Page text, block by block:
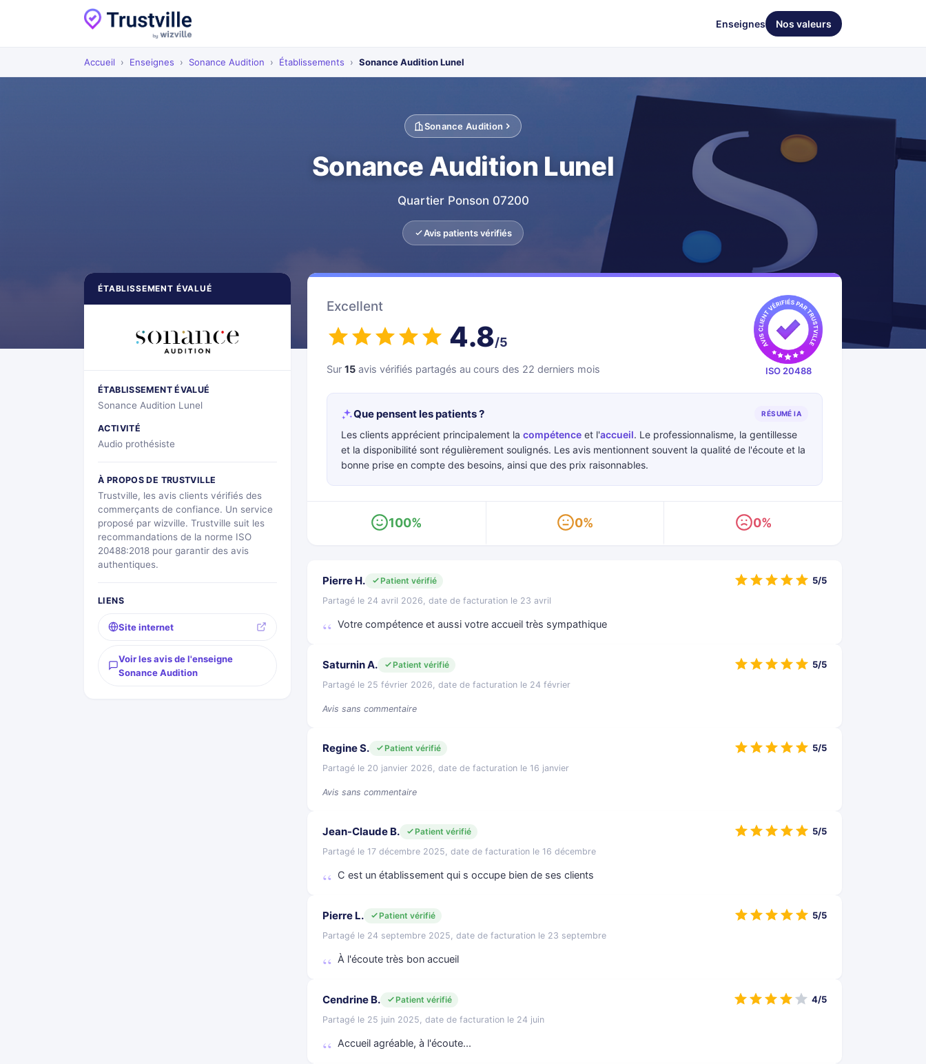
Enseignes Nos valeurs
Accueil › Enseignes › Sonance Audition › Établissements › Sonance Audition Lunel
Sonance Audition
Sonance Audition Lunel
Quartier Ponson 07200
Avis patients vérifiés
ÉTABLISSEMENT ÉVALUÉ
ÉTABLISSEMENT ÉVALUÉ
Sonance Audition Lunel
ACTIVITÉ
Audio prothésiste
À PROPOS DE TRUSTVILLE
Trustville, les avis clients vérifiés des
commerçants de confiance. Un service
proposé par wizville. Trustville suit les
recommandations de la norme ISO
20488:2018 pour garantir des avis
authentiques.
LIENS
Site internet
Voir les avis de l'enseigne
Sonance Audition
Excellent
4.8/5
Sur 15 avis vérifiés partagés au cours des 22 derniers mois ISO 20488
Que pensent les patients ? RÉSUMÉ IA
Les clients apprécient principalement la compétence et l'accueil. Le professionnalisme, la gentillesse
et la disponibilité sont régulièrement soulignés. Les avis mentionnent souvent la qualité de l'écoute et la
bonne prise en compte des besoins, ainsi que des prix raisonnables.
100% 0% 0%
Pierre H.
Patient vérifié
Partagé le 24 avril 2026, date de facturation le 23 avril
Votre compétence et aussi votre accueil très sympathique
5/5
Saturnin A.
Patient vérifié
Partagé le 25 février 2026, date de facturation le 24 février
Avis sans commentaire
5/5
Regine S.
Patient vérifié
Partagé le 20 janvier 2026, date de facturation le 16 janvier
Avis sans commentaire
5/5
Jean-Claude B.
Patient vérifié
Partagé le 17 décembre 2025, date de facturation le 16 décembre
C est un établissement qui s occupe bien de ses clients
5/5
Pierre L.
Patient vérifié
Partagé le 24 septembre 2025, date de facturation le 23 septembre
À l'écoute très bon accueil
5/5
Cendrine B.
Patient vérifié
Partagé le 25 juin 2025, date de facturation le 24 juin
Accueil agréable, à l'écoute...
4/5